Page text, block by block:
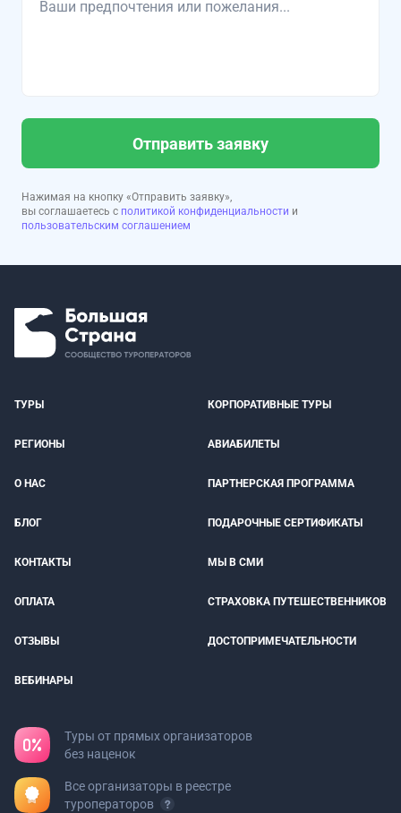
Отправить заявку
Нажимая на кнопку «Отправить заявку»,
вы соглашаетесь с политикой конфиденциальности и
пользовательским соглашением
ТУРЫ КОРПОРАТИВНЫЕ ТУРЫ
РЕГИОНЫ АВИАБИЛЕТЫ
О НАС ПАРТНЕРСКАЯ ПРОГРАММА
БЛОГ ПОДАРОЧНЫЕ СЕРТИФИКАТЫ
КОНТАКТЫ МЫ В СМИ
ОПЛАТА СТРАХОВКА ПУТЕШЕСТВЕННИКОВ
ОТЗЫВЫ ДОСТОПРИМЕЧАТЕЛЬНОСТИ
ВЕБИНАРЫ
Туры от прямых организаторов
без наценок
Все организаторы в реестре
туроператоров